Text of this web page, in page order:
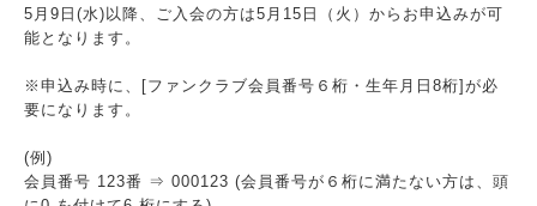
5月9日(水)以降、ご入会の方は5月15日（火）からお申込みが可
能となります。
※申込み時に、[ファンクラブ会員番号６桁・生年月日8桁]が必
要になります。
(例)
会員番号 123番 ⇒ 000123 (会員番号が６桁に満たない方は、頭